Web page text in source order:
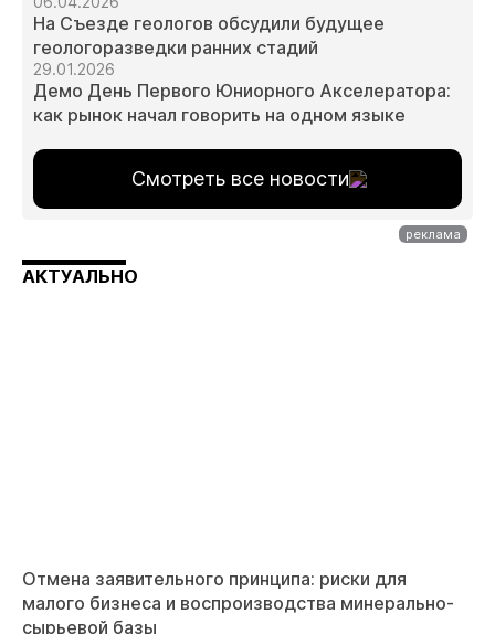
На Съезде геологов обсудили будущее
геологоразведки ранних стадий
29.01.2026
Демо День Первого Юниорного Акселератора:
как рынок начал говорить на одном языке
Смотреть все новости
АКТУАЛЬНО
Отмена заявительного принципа: риски для
малого бизнеса и воспроизводства минерально-
сырьевой базы